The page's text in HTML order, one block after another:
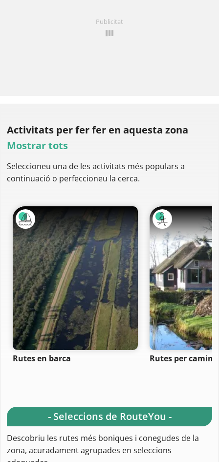
Publicitat
Activitats per ferfer en aquesta zona
Mostrar tots
Seleccioneu una de les activitats més populars a
continuació o perfeccioneu la cerca.
Rutes en barca Rutes per
- Seleccions de RouteYou -
Descobriu les rutes més boniques i conegudes de la
zona, acuradament agrupades en seleccions